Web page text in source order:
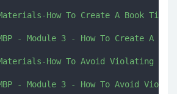
How To Create A Book
- Module 3 - How To Create A
How To Avoid Violating
- Module 3 - How To Avoid